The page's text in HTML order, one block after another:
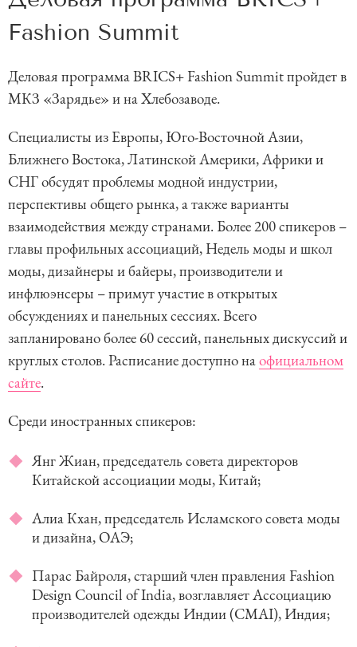
Fashion Summit
Деловая программа BRICS+ Fashion Summit пройдет в
МКЗ «Зарядье» и на Хлебозаводе.
Специалисты из Европы, Юго-Восточной Азии,
Ближнего Востока, Латинской Америки, Африки и
СНГ обсудят проблемы модной индустрии,
перспективы общего рынка, а также варианты
взаимодействия между странами. Более 200 спикеров –
главы профильных ассоциаций, Недель моды и школ
моды, дизайнеры и байеры, производители и
инфлюэнсеры – примут участие в открытых
обсуждениях и панельных сессиях. Всего
запланировано более 60 сессий, панельных дискуссий и
круглых столов. Расписание доступно наофициальном
сайте.
Среди иностранных спикеров:
Янг Жиан, председатель совета директоров
Китайской ассоциации моды, Китай;
Алиа Кхан, председатель Исламского совета моды
и дизайна, ОАЭ;
Парас Байроля, старший член правления Fashion
Design Council of India, возглавляет Ассоциацию
производителей одежды Индии (CMAI), Индия;